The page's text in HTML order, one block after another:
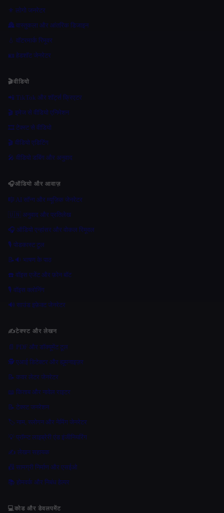
⚜️ लोगो जनरेटर
🏯 वास्तुकला और आंतरिक डिजाइन
💧 वॉटरमार्क रिमूवर
🪪 हेडशॉट जेनरेटर
🎬वीडियो
📲 TikTok और शॉर्ट्स क्रिएटर
🎬 इमेज से वीडियो एनिमेशन
🎞️ टेक्स्ट से वीडियो
🎬 वीडियो एडिटिंग
🎤 वीडियो डबिंग और अनुवाद
🎧ऑडियो और आवाज़
🎼 AI सॉन्ग और म्यूज़िक जेनरेटर
🇺🇳 अनुवाद और प्रतिलेख
🎧 ऑडियो एन्हांसर और वोकल रिमूवल
🎙️ पोडकास्ट टूल
📝🔉 भाषण के पाठ
☎️ वॉइस एजेंट और फ़ोन बॉट
🎙️ वॉइस क्लोनिंग
🔊 साउंड इफ़ेक्ट जेनरेटर
✍️टेक्स्ट और लेखन
📄 PDF और डॉक्यूमेंट टूल
🕵️ एआई डिटेक्टर और ह्यूमनाइज़र
📝 कवर लेटर जेनरेटर
📖 किताब और नावेल राइटर
📝 टेक्स्ट जनरेशन
🏷️ नाम, स्लोगन और नेमिंग जेनरेटर
💡 प्रॉम्प्ट लाइब्रेरी एंड इंजीनियरिंग
✍️ लेखन सहायक
📠 सामग्री निर्माण और एसईओ
📚 होमवर्क और निबंध हेल्पर
💻कोड और डेवलपमेंट